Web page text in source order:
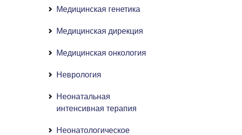
Медицинская генетика
Медицинская дирекция
Медицинская онкология
Неврология
Неонатальная
интенсивная терапия
Неонатологическое